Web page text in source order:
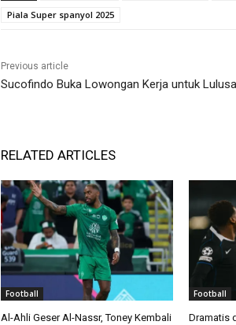
Piala Super spanyol 2025
Previous article
Sucofindo Buka Lowongan Kerja untuk
RELATED ARTICLES
Football
Al-Ahli Geser Al-Nassr, Toney Kembali
Football
Dramatis